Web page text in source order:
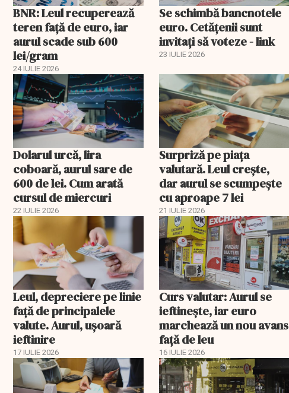
BNR: Leul recuperează
teren faţă de euro, iar
aurul scade sub 600
lei/gram
24 IULIE 2026
Se schimbă bancnotele
euro. Cetățenii sunt
invitați să voteze - link
23 IULIE 2026
Dolarul urcă, lira
coboară, aurul sare de
600 de lei. Cum arată
cursul de miercuri
22 IULIE 2026
Surpriză pe piața
valutară. Leul crește,
dar aurul se scumpește
cu aproape 7 lei
21 IULIE 2026
Leul, depreciere pe linie
faţă de principalele
valute. Aurul, uşoară
ieftinire
17 IULIE 2026
Curs valutar: Aurul se
ieftinește, iar euro
marchează un nou avans
faţă de leu
16 IULIE 2026